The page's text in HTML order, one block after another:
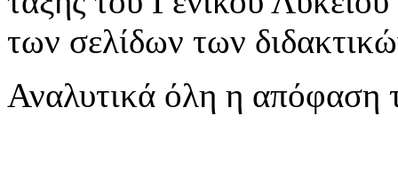
των σελίδων των
Αναλυτικά όλη η